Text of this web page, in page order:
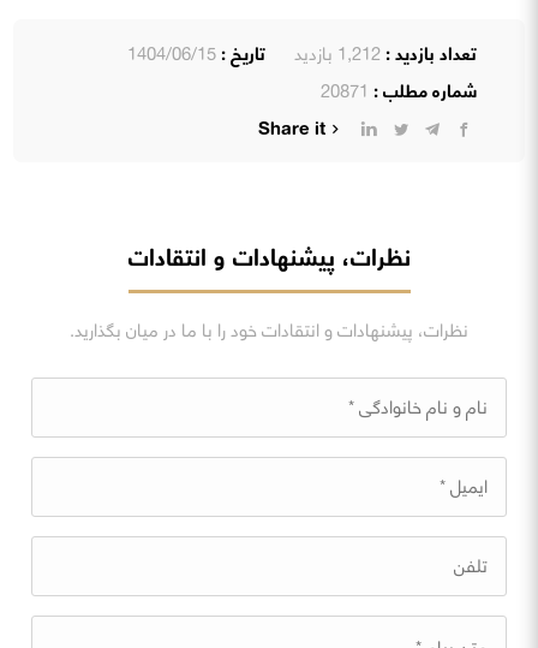
تعداد بازدید :1,212 بازدید تاریخ :1404/06/15
شماره مطلب : 20871
Share it
نظرات، پیشنهادات و انتقادات
نظرات، پیشنهادات و انتقادات خود را با ما در میان بگذارید.